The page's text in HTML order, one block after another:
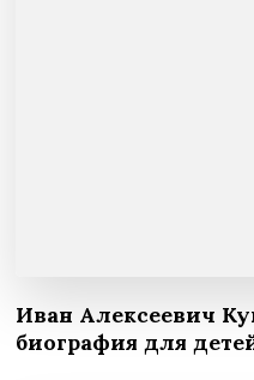
Иван Алексеевич
биография для